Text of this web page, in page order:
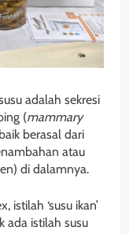
adalah sekresi
(mammary
berasal dari
atau
di dalamnya.
istilah ‘susu ikan’
ada istilah susu